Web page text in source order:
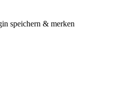
speichern & merken